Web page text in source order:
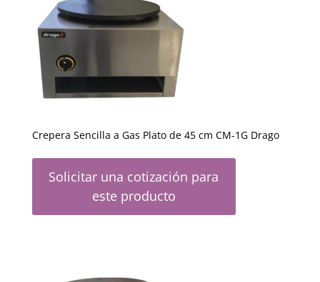
Crepera Sencilla a Gas Plato de 45 cm CM-1G Drago
Solicitar una cotización para
este producto